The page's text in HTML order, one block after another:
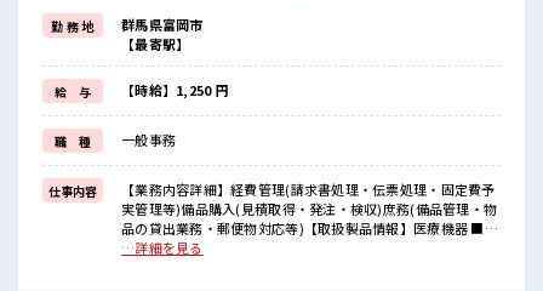
場合によってはお願いすることもあります♪
≪完全週休二日制≫
週末は家族や友人と一緒にプライベート満喫！
≪ラクラク制服アリ≫
制服があるので、
毎日の服装の悩み解消♪
≪未経験の方も大カンゲイ≫
新しいことにチャレンジするのは不安だけど、
しっかり働く環境が整っています！
イチからスキルUP・ステップUP目指していきましょう！
■職場の雰囲気
女性も活躍しやすい雰囲気の職場です！
勤 務 地
群馬県富岡市
【最寄駅】
給 与 【時給】1,250 円
職 種 一般事務
仕事内容
【業務内容詳細】経費管理(請求書処理・伝票処理・固定費予
実管理等)備品購入(見積取得・発注・検収)庶務(備品管理・物
品の貸出業務・郵便物対応等)【取扱製品情報】医療機器 ■お
仕事PR ≪女性も仕事をしやすい職場≫ もちろん男性の応募も
…詳細を見る